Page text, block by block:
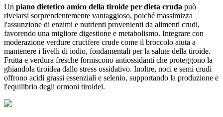
Un piano dietetico amico della tiroide per dieta cruda può
rivelarsi sorprendentemente vantaggioso, poiché massimizza
l'assunzione di enzimi e nutrienti provenienti da alimenti crudi,
favorendo una migliore digestione e metabolismo. Integrare con
moderazione verdure crucifere crude come il broccolo aiuta a
mantenere i livelli di iodio, fondamentali per la salute della tiroide.
Frutta e verdura fresche forniscono antiossidanti che proteggono la
ghiandola tiroidea dallo stress ossidativo. Inoltre, noci e semi crudi
offrono acidi grassi essenziali e selenio, supportando la produzione e
l'equilibrio degli ormoni tiroidei.